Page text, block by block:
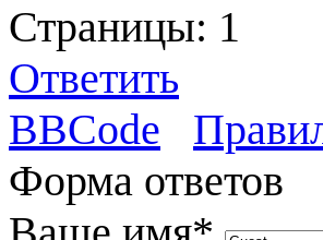
Страницы: 1
Ответить
BBCode
Форма ответов